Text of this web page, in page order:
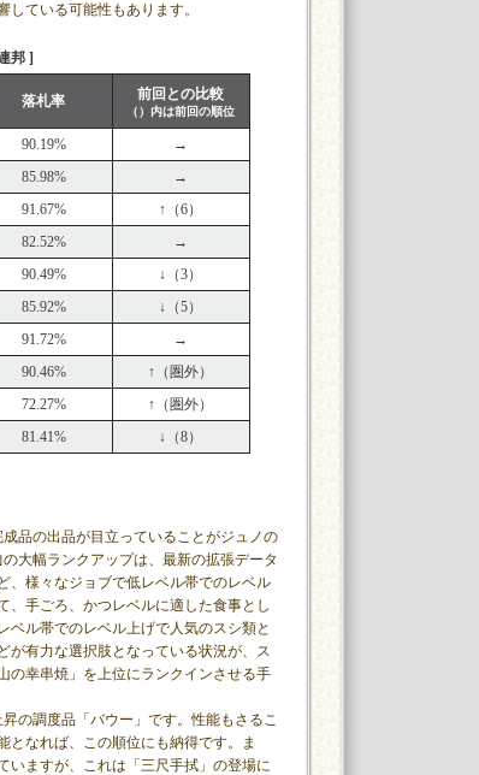
ている可能性もあります。
邦 ]
落札率 前回との比較
（）内は前回の順位
90.19%
→
85.98%
→
91.67%
↑（6）
82.52%
→
90.49%
↓（3）
85.92%
↓（5）
91.72%
→
90.46%
↑（圏外）
72.27%
↑（圏外）
81.41% ↓（8）
品の出品が目立っていることがジュノの
大幅ランクアップは、最新の拡張データ
、様々なジョブで低レベル帯でのレベル
、手ごろ、かつレベルに適した食事とし
ベル帯でのレベル上げで人気のスシ類と
が有力な選択肢となっている状況が、ス
の幸串焼」を上位にランクインさせる手
の調度品「バウー」です。性能もさるこ
となれば、この順位にも納得です。ま
いますが、これは「三尺手拭」の登場に